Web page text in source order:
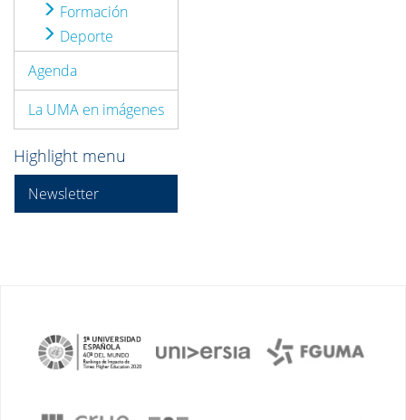
Formación
Deporte
Agenda
La UMA en imágenes
Highlight menu
Newsletter